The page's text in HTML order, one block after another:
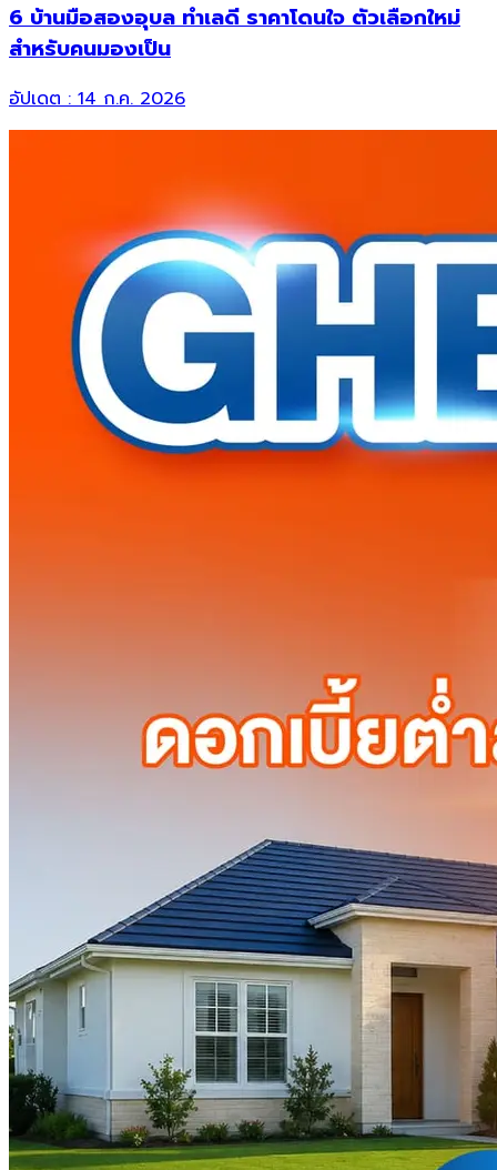
6 บ้านมือสองอุบล ทำเลดี ราคาโดนใจ ตัวเลือกใหม่
สำหรับคนมองเป็น
อัปเดต : 14 ก.ค. 2026